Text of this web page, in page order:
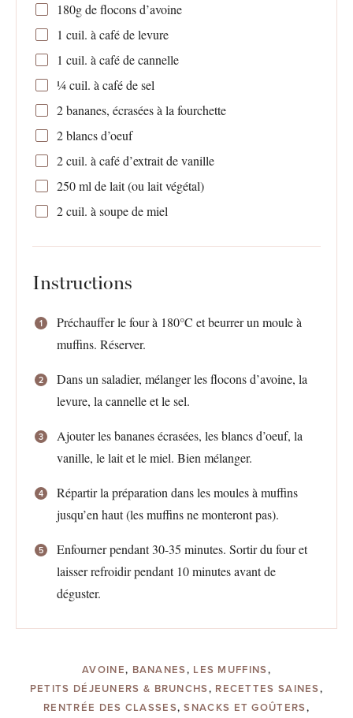
180gde flocons d’avoine
1 cuil. à café de levure
1 cuil. à café de cannelle
¼cuil. à café de sel
2bananes, écrasées à la fourchette
2blancs d’oeuf
2cuil. à café d’extrait de vanille
250ml de lait (ou lait végétal)
2cuil. à soupe de miel
Instructions
Préchauffer le four à 180°C et beurrer un moule à
muffins. Réserver.
Dans un saladier, mélanger les flocons d’avoine, la
levure, la cannelle et le sel.
Ajouter les bananes écrasées, les blancs d’oeuf, la
vanille, le lait et le miel. Bien mélanger.
Répartir la préparation dans les moules à muffins
jusqu’en haut (les muffins ne monteront pas).
Enfourner pendant 30-35 minutes. Sortir du four et
laisser refroidir pendant 10 minutes avant de
déguster.
AVOINE, BANANES, LES MUFFINS,
PETITS DÉJEUNERS & BRUNCHS, RECETTES SAINES,
RENTRÉE DES CLASSES,SNACKS ET GOÛTERS,